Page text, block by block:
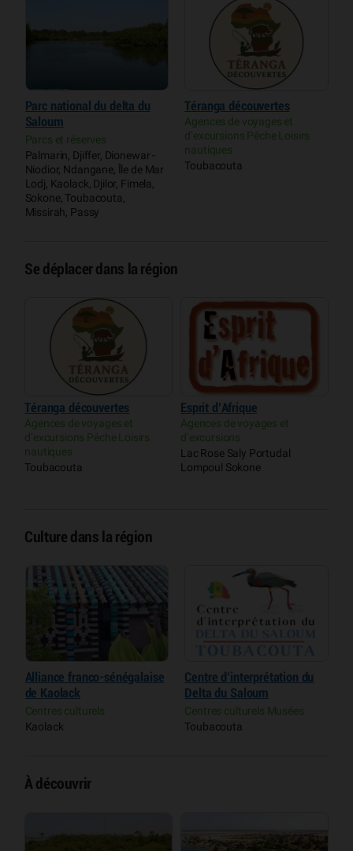
Parc national du delta du
Saloum
Parcs et réserves
Palmarin, Djiffer, Dionewar -
Niodior, Ndangane, Île de Mar
Lodj, Kaolack, Djilor, Fimela,
Sokone, Toubacouta,
Missirah, Passy
Téranga découvertes
Agences de voyages et
d’excursions Pêche Loisirs
nautiques
Toubacouta
Se déplacer dans la région
Téranga découvertes
Agences de voyages et
d’excursions Pêche Loisirs
nautiques
Toubacouta
Esprit d’Afrique
Agences de voyages et
d’excursions
Lac Rose Saly Portudal
Lompoul Sokone
Culture dans la région
Alliance franco-sénégalaise
de Kaolack
Centres culturels
Kaolack
Centre d’interprétation du
Delta du Saloum
Centres culturels Musées
Toubacouta
À découvrir